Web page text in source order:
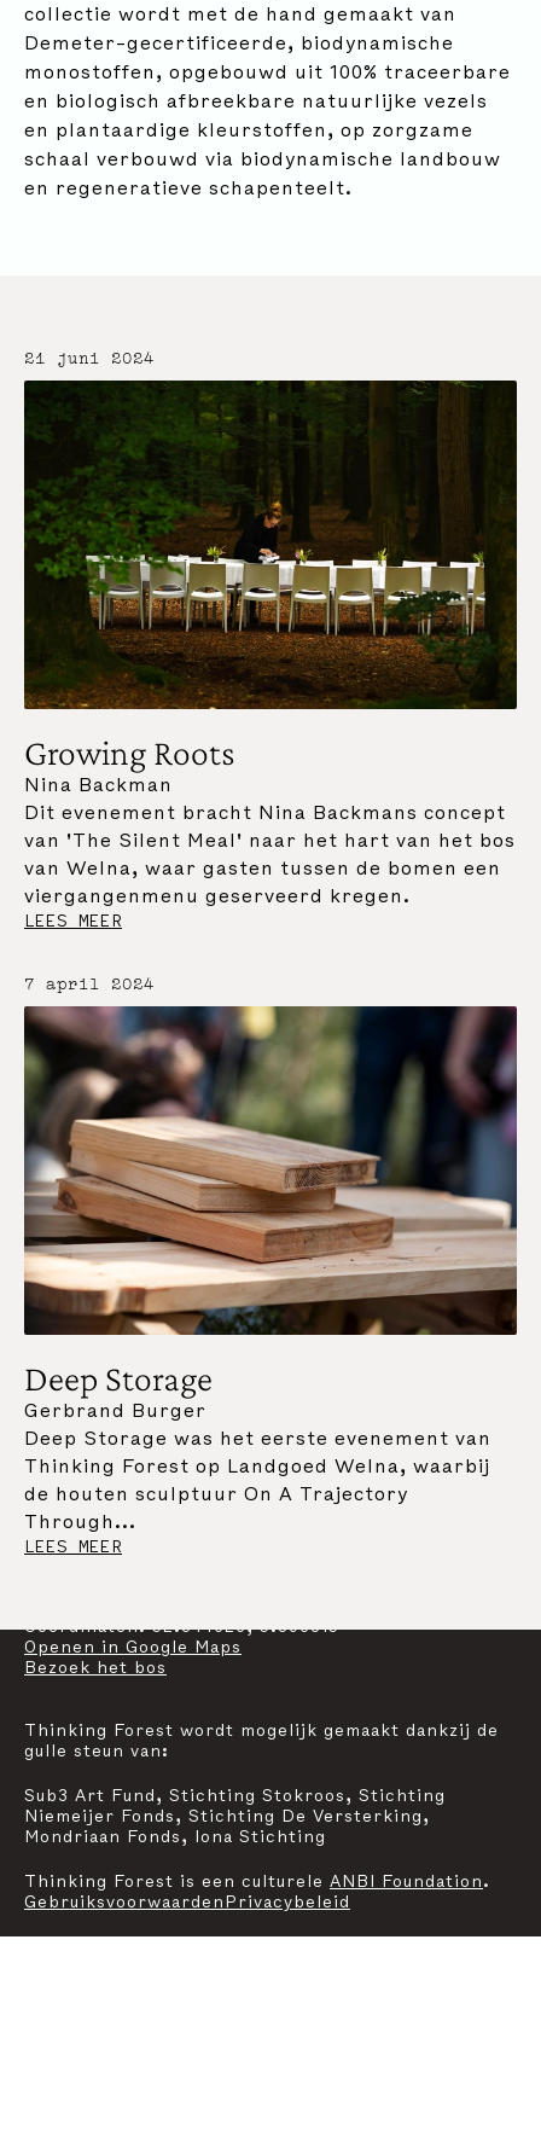
collectie wordt met de hand gemaakt van
Demeter-gecertificeerde, biodynamische
monostoffen, opgebouwd uit 100% traceerbare
en biologisch afbreekbare natuurlijke vezels
en plantaardige kleurstoffen, op zorgzame
schaal verbouwd via biodynamische landbouw
en regeneratieve schapenteelt.
21 juni 2024
Growing Roots
Nina Backman
Dit evenement bracht Nina Backmans concept
van 'The Silent Meal' naar het hart van het bos
van Welna, waar gasten tussen de bomen een
viergangenmenu geserveerd kregen.
LEES MEER
7 april 2024
Deep Storage
Gerbrand Burger
Deep Storage was het eerste evenement van
Thinking Forest op Landgoed Welna, waarbij
de houten sculptuur On A Trajectory
Through...
LEES MEER
evenementen, inzichten en meer:
ABONNIEREN
Contact Instagram
Het werk “Op een traject door een doolhof van
trajecten” is het hele jaar door te bezichtigen. Het
is 30 minuten lopen vanaf de ingang aan de
Coördinaten: 52.344626, 5.896815
Openen in Google Maps
Bezoek het bos
Thinking Forest wordt mogelijk gemaakt dankzij de
gulle steun van:
Sub3 Art Fund, Stichting Stokroos, Stichting
Niemeijer Fonds, Stichting De Versterking,
Mondriaan Fonds, Iona Stichting
Thinking Forest is een culturele ANBI Foundation.
GebruiksvoorwaardenPrivacybeleid